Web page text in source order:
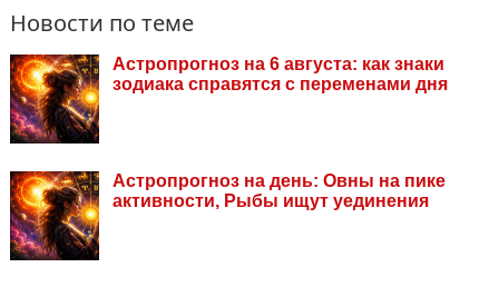
Новости по теме
Астропрогноз на 6 августа: как знаки
зодиака справятся с переменами дня
Астропрогноз на день: Овны на пике
активности, Рыбы ищут уединения